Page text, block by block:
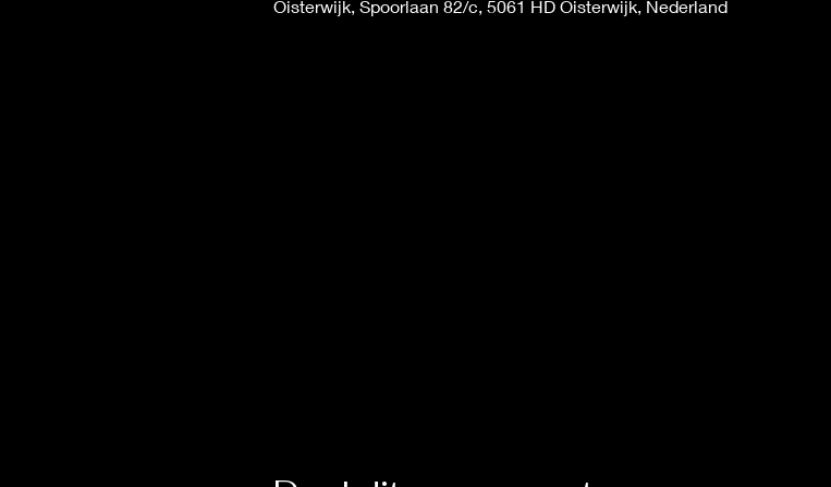
Oisterwijk, Spoorlaan 82/c, 5061 HD Oisterwijk, Nederland